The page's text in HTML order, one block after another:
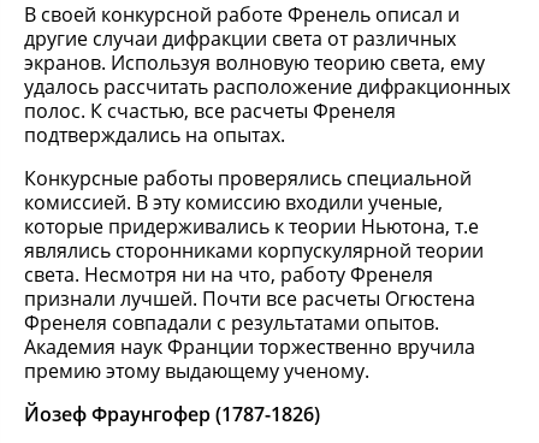
В своей конкурсной работе Френель описал и
другие случаи дифракции света от различных
экранов. Используя волновую теорию света, ему
удалось рассчитать расположение дифракционных
полос. К счастью, все расчеты Френеля
подтверждались на опытах.
Конкурсные работы проверялись специальной
комиссией. В эту комиссию входили ученые,
которые придерживались к теории Ньютона, т.е
являлись сторонниками корпускулярной теории
света. Несмотря ни на что, работу Френеля
признали лучшей. Почти все расчеты Огюстена
Френеля совпадали с результатами опытов.
Академия наук Франции торжественно вручила
премию этому выдающему ученому.
Йозеф Фраунгофер (1787-1826)